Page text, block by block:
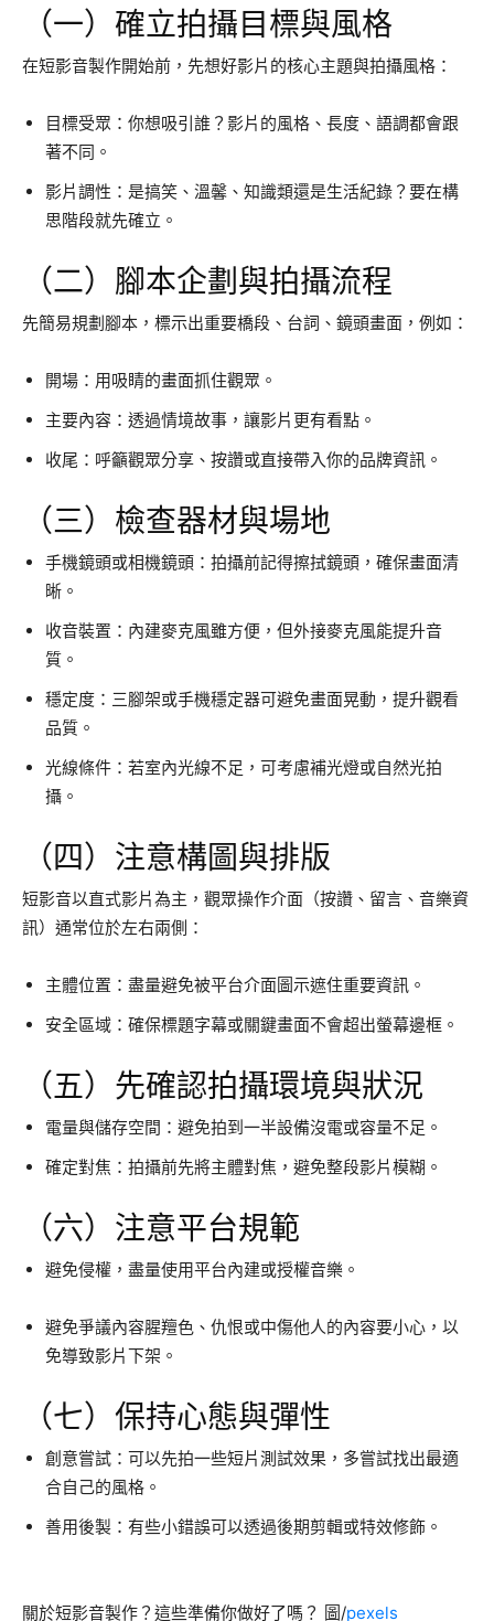
（一）確立拍攝目標與風格
在短影音製作開始前，先想好影片的核心主題與拍攝風格：
目標受眾：你想吸引誰？影片的風格、長度、語調都會跟
著不同。
影片調性：是搞笑、溫馨、知識類還是生活紀錄？要在構
思階段就先確立。
（二）腳本企劃與拍攝流程
先簡易規劃腳本，標示出重要橋段、台詞、鏡頭畫面，例如：
開場：用吸睛的畫面抓住觀眾。
主要內容：透過情境故事，讓影片更有看點。
收尾：呼籲觀眾分享、按讚或直接帶入你的品牌資訊。
（三）檢查器材與場地
手機鏡頭或相機鏡頭：拍攝前記得擦拭鏡頭，確保畫面清
晰。
收音裝置：內建麥克風雖方便，但外接麥克風能提升音
質。
穩定度：三腳架或手機穩定器可避免畫面晃動，提升觀看
品質。
光線條件：若室內光線不足，可考慮補光燈或自然光拍
攝。
（四）注意構圖與排版
短影音以直式影片為主，觀眾操作介面（按讚、留言、音樂資
訊）通常位於左右兩側：
主體位置：盡量避免被平台介面圖示遮住重要資訊。
安全區域：確保標題字幕或關鍵畫面不會超出螢幕邊框。
（五）先確認拍攝環境與狀況
電量與儲存空間：避免拍到一半設備沒電或容量不足。
確定對焦：拍攝前先將主體對焦，避免整段影片模糊。
（六）注意平台規範
避免侵權，盡量使用平台內建或授權音樂。
避免爭議內容腥羶色、仇恨或中傷他人的內容要小心，以
免導致影片下架。
（七）保持心態與彈性
創意嘗試：可以先拍一些短片測試效果，多嘗試找出最適
合自己的風格。
善用後製：有些小錯誤可以透過後期剪輯或特效修飾。
關於短影音製作？這些準備你做好了嗎？ 圖/pexels